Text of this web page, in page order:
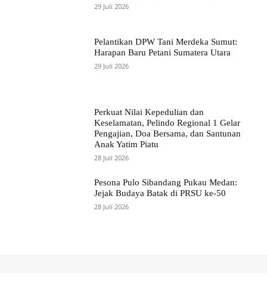
29 Juli 2026
Pelantikan DPW Tani Merdeka Sumut:
Harapan Baru Petani Sumatera Utara
29 Juli 2026
Perkuat Nilai Kepedulian dan
Keselamatan, Pelindo Regional 1 Gelar
Pengajian, Doa Bersama, dan Santunan
Anak Yatim Piatu
28 Juli 2026
Pesona Pulo Sibandang Pukau Medan:
Jejak Budaya Batak di PRSU ke-50
28 Juli 2026